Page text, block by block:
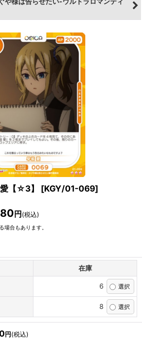
【☆3】 [KGY/01-069]
円 (税込)
場合もあります。
在庫
6
8
円(税込)